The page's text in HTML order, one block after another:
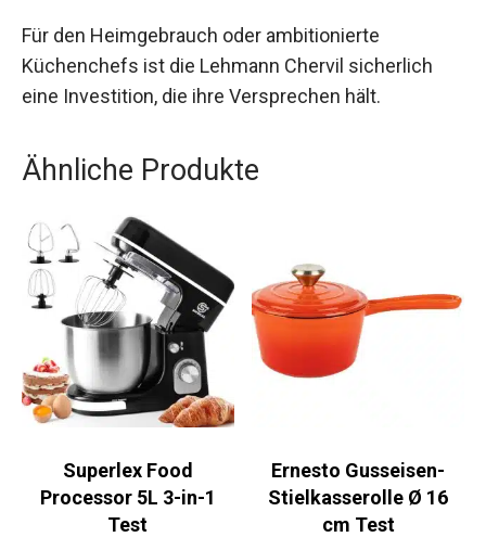
Für den Heimgebrauch oder ambitionierte
Küchenchefs ist die Lehmann Chervil sicherlich
eine Investition, die ihre Versprechen hält.
Ähnliche Produkte
Superlex Food
Processor 5L 3-in-1
Test
Ernesto Gusseisen-
Stielkasserolle Ø 16
cm Test